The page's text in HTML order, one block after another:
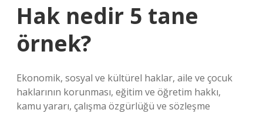
Hak nedir 5 tane
örnek?
Ekonomik, sosyal ve kültürel haklar, aile ve çocuk
haklarının korunması, eğitim ve öğretim hakkı,
kamu yararı, çalışma özgürlüğü ve sözleşme